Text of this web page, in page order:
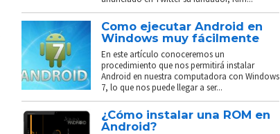
Como ejecutar Android en
Windows muy fácilmente
En este artículo conoceremos un
procedimiento que nos permitirá instalar
Android en nuestra computadora con Windows
7, lo que nos puede llegar a ser...
¿Cómo instalar una ROM en
Android?